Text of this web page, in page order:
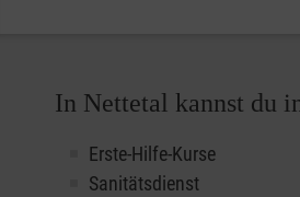
In Nettetal kannst du
Erste-Hilfe-Kurse
Sanitätsdienst